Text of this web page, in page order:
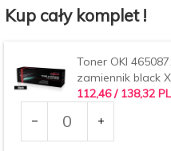
Kup cały komplet !
Toner OKI
zamiennik black
112,46 / 138,32
dla
produktu